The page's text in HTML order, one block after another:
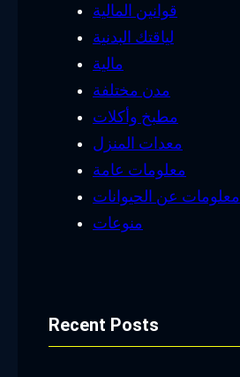
قوانين المالية
لياقتك البدنية
مالية
مدن مختلفة
مطبخ وأكلات
معدات المنزل
معلومات عامة
معلومات عن الحيوانات
منوعات
Recent Posts